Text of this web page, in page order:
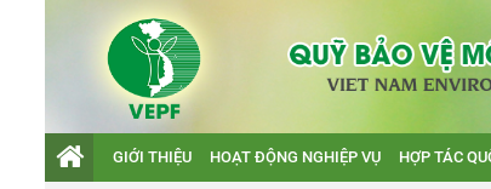
GIỚI THIỆU HOẠT ĐỘNG NGHIỆP VỤ HỢP TÁC
Giới thiệu